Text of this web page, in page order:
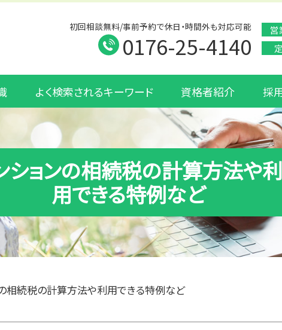
ションの相続税の計算方法や利
用できる特例など
初回相談無料/事前予約で休日・時間外も対応可能
0176-25-4140
営
よく検索されるキーワード 資格者紹介 採
相続税の計算方法や利用できる特例など